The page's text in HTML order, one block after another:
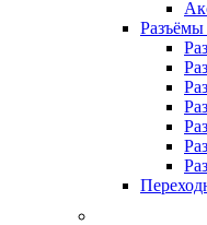
Разъёмы